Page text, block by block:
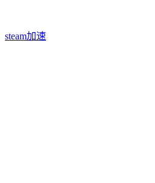
steam加速